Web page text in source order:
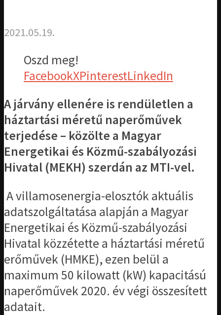
2021.05.19.
Oszd meg!
FacebookXPinterestLinkedIn
A járvány ellenére is rendületlen a
háztartási méretű naperőművek
terjedése – közölte a Magyar
Energetikai és Közmű-szabályozási
Hivatal (MEKH) szerdán az MTI-vel.
A villamosenergia-elosztók aktuális
adatszolgáltatása alapján a Magyar
Energetikai és Közmű-szabályozási
Hivatal közzétette a háztartási méretű
erőművek (HMKE), ezen belül a
maximum 50 kilowatt (kW) kapacitású
naperőművek 2020. év végi összesített
adatait.